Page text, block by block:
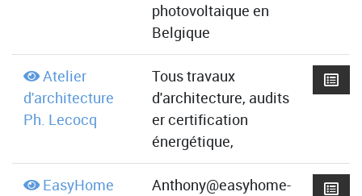
photovoltaique en
Belgique
Atelier
d'architecture
Ph. Lecocq
Tous travaux
d'architecture, audits
er certification
énergétique,
EasyHome
Anthony@easyhome-